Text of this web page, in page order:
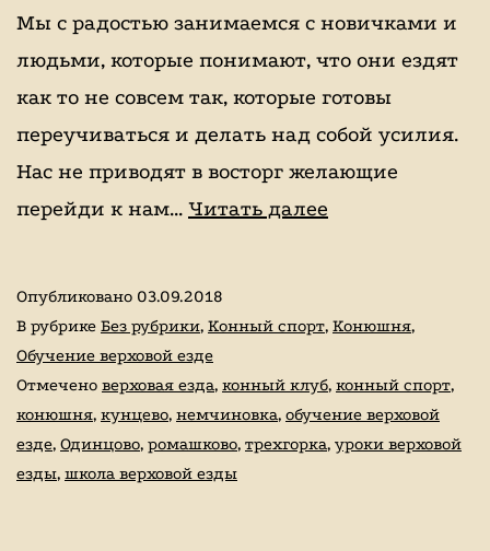
Мы с радостью занимаемся с новичками и
людьми, которые понимают, что они ездят
как то не совсем так, которые готовы
переучиваться и делать над собой усилия.
Нас не приводят в восторг желающие
перейди к нам… Читать далее
конный
а
главное
Опубликовано 03.09.2018
В рубрике Без рубрики, Конный спорт, Конюшня,
Обучение верховой езде
Отмечено верховая езда, конный клуб, конный спорт,
конюшня, кунцево, немчиновка, обучение верховой
езде, Одинцово, ромашково, трехгорка, уроки верховой
езды, школа верховой езды